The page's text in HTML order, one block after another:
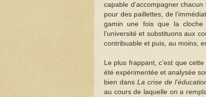
capable d’accompagner
pour des paillettes, de
gamin une fois que la
l’université et substituons aux
contribuable et puis, au moins,
Le plus frappant, c’est que
été expérimentée et analysée
bien dans La crise de
au cours de laquelle on a